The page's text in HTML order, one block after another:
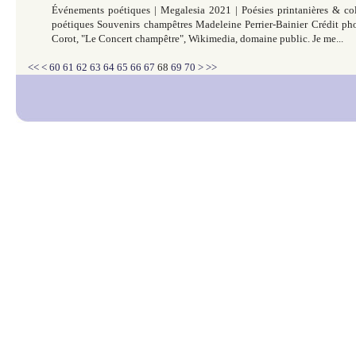
Événements poétiques | Megalesia 2021 | Poésies printanières &
poétiques Souvenirs champêtres Madeleine Perrier-Bainier Crédit
Corot, "Le Concert champêtre", Wikimedia, domaine public. Je me...
<< < 10
20
30
40
50
60 61 62 63 64 65 66 67 68 69 70 80
90
100
> >>